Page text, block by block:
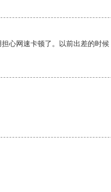
网速卡顿了。以前出差的时